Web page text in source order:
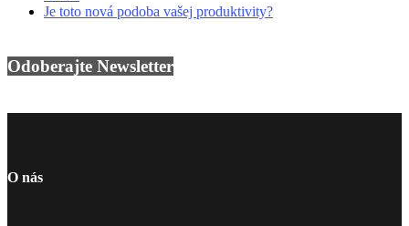
Je toto nová podoba vašej produktivity?
Odoberajte Newsletter
O nás